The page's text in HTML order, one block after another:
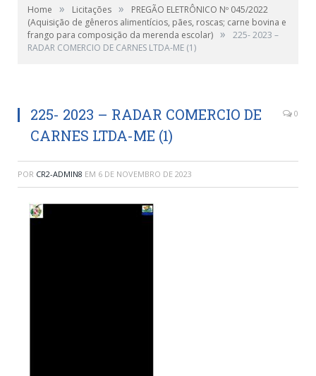
Home » Licitações »
PREGÃO ELETRÔNICO Nº 045/2022
(Aquisição de gêneros alimentícios, pães, roscas; carne bovina e
frango para composição da merenda escolar) »
225- 2023 –
RADAR COMERCIO DE CARNES LTDA-ME (1)
225- 2023 – RADAR COMERCIO DE
CARNES LTDA-ME (1)
0
POR CR2-ADMIN8 EM 6 DE NOVEMBRO DE 2023